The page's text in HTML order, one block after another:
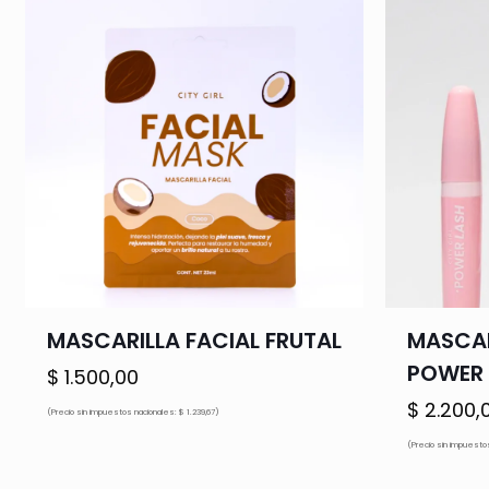
MASCARILLA FACIAL FRUTAL
$ 1.500,00
(Precio sin impuestos nacionales: $ 1.239,67) $
(Precio sin